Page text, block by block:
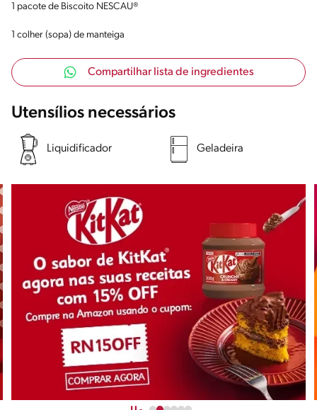
1 pacote de Biscoito NESCAU®
1 colher (sopa) de manteiga
Compartilhar lista de ingredientes
Utensílios necessários
Liquidificador Geladeira